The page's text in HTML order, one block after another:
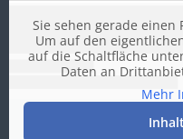
Sie sehen gerade einen
Um auf den
auf die Schaltfläche
Daten an
Mehr